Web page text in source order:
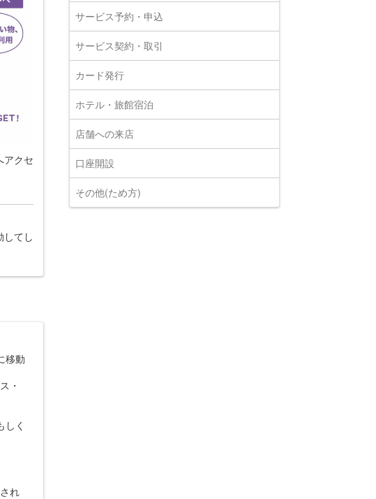
アクセ
してし
移動
・
く
れ
サービス予約・申込
サービス契約・取引
カード発行
ホテル・旅館宿泊
店舗への来店
口座開設
その他(ため方)